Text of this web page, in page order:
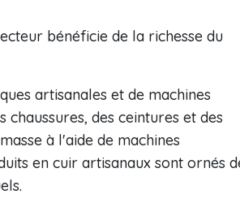
bénéficie de la richesse du
artisanales et de machines
des ceintures et des
à l'aide de machines
en cuir artisanaux sont ornés